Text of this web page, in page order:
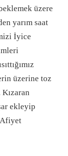
üzere
yarım saat
İyice
üzerine toz
ekleyip